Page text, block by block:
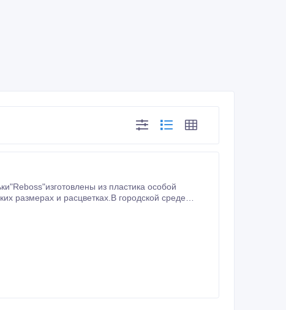
из пластика особой
размерах и расцветках.В городской среде
и над входами в подвальные помещения.